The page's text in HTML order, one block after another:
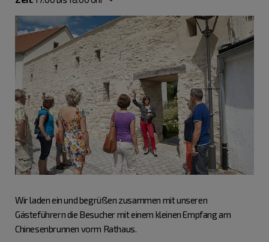
Wir laden ein und begrüßen zusammen mit unseren
Gästeführern die Besucher mit einem kleinen Empfang am
Chinesenbrunnen vorm Rathaus.